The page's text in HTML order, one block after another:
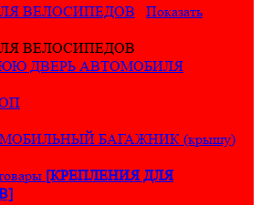
ВЕЛОСИПЕДОВ
Показать
ВЕЛОСИПЕДОВ
ДВЕРЬ АВТОМОБИЛЯ
БАГАЖНИК (крышу)
[КРЕПЛЕНИЯ ДЛЯ